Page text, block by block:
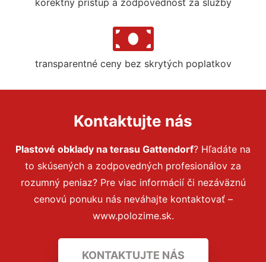
transparentné ceny bez skrytých poplatkov
Kontaktujte nás
Plastové obklady na terasu Gattendorf? Hľadáte na
to skúsených a zodpovedných profesionálov za
rozumný peniaz? Pre viac informácií či nezáväznú
cenovú ponuku nás neváhajte kontaktovať –
www.polozime.sk.
KONTAKTUJTE NÁS